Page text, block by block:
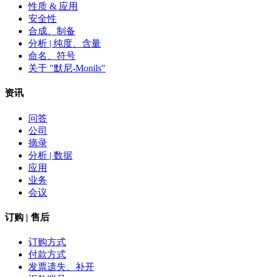
性质 & 应用
安全性
合成、制备
分析 | 纯度、含量
命名、符号
关于 "默尼-Monils"
资讯
问答
公司
摘录
分析 | 数据
应用
业务
会议
订购 | 售后
订购方式
付款方式
发票遗失、补开